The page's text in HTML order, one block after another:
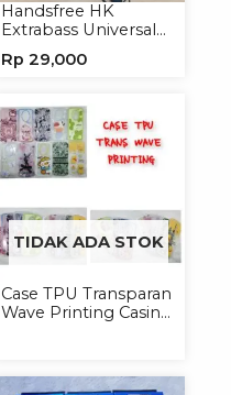
Handsfree HK
Extrabass Universal
Earphone Headset
Rp 29,000
TIDAK ADA STOK
Case TPU Transparan
Wave Printing Casing